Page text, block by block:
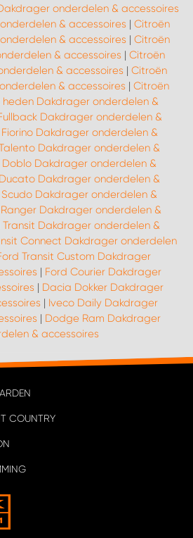
onderdelen & accessoires
& accessoires | Citroën
& accessoires | Citroën
& accessoires | Citroën
& accessoires | Citroën
& accessoires | Citroën
heden Dakdrager onderdelen &
Dakdrager onderdelen &
Dakdrager onderdelen &
Dakdrager onderdelen &
Doblo Dakdrager onderdelen &
Dakdrager onderdelen &
Dakdrager onderdelen &
Dakdrager onderdelen &
Transit Dakdrager onderdelen &
Connect Dakdrager onderdelen
Transit Custom Dakdrager
| Ford Courier Dakdrager
| Dacia Dokker Dakdrager
| Iveco Daily Dakdrager
| Dodge Ram Dakdrager
& accessoires
COUNTRY